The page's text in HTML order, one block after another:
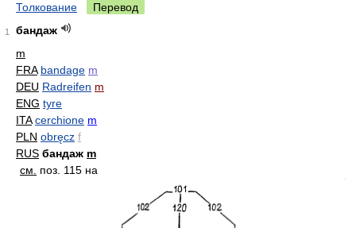
Толкование Перевод
1
бандаж
m
FRA bandage m
DEU Radreifen m
ENG tyre
ITA cerchione m
PLN obręcz f
RUS бандаж m
см.
поз. 115 на